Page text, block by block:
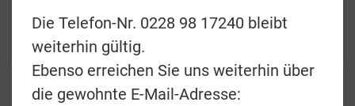
Teilen
Die Telefon-Nr. 0228 98 17240 bleibt
weiterhin gültig.
Ebenso erreichen Sie uns weiterhin über
die gewohnte E-Mail-Adresse: